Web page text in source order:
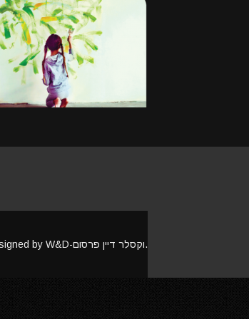
Copyright © 2017 NOF GANIM. Designed by W&D-וקסלר דיין פרסום.